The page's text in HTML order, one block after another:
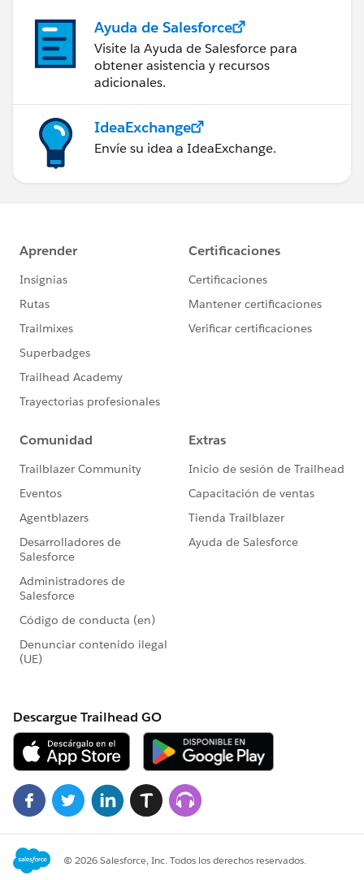
Ayuda de Salesforce
Visite la Ayuda de Salesforce para
obtener asistencia y recursos
adicionales.
IdeaExchange
Envíe su idea a IdeaExchange.